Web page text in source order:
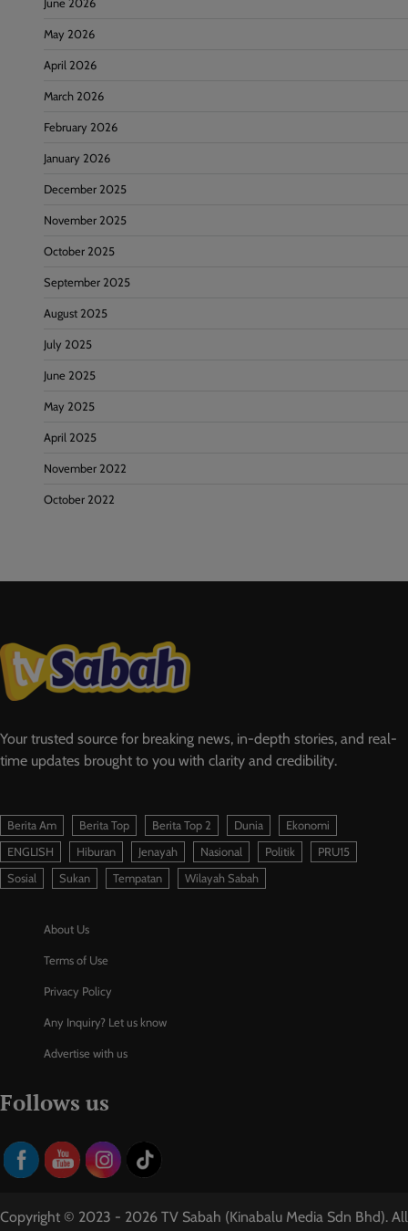
June 2026
May 2026
April 2026
March 2026
February 2026
January 2026
December 2025
November 2025
October 2025
September 2025
August 2025
July 2025
June 2025
May 2025
April 2025
November 2022
October 2022
Your trusted source for breaking news, in-depth stories, and real-
time updates brought to you with clarity and credibility.
Berita Am Berita Top Berita Top 2 Dunia
Ekonomi
ENGLISH
Hiburan Jenayah Nasional Politik
PRU15
Sosial
Sukan Tempatan Wilayah Sabah
About Us
Terms of Use
Privacy Policy
Any Inquiry? Let us know
Advertise with us
Follows us
Copyright © 2023 - 2026 TV Sabah (Kinabalu Media Sdn Bhd). All